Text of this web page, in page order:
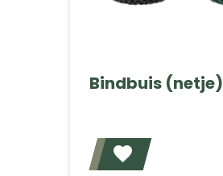
Bindbuis (netje)